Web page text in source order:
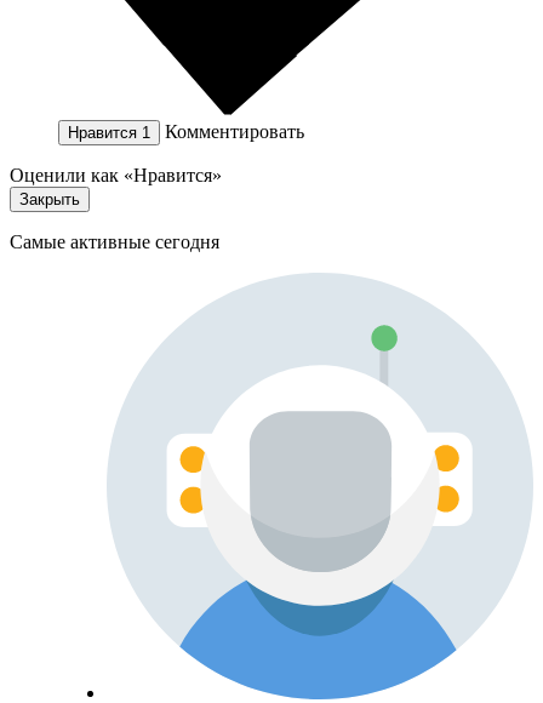
Нравится 1 Комментировать
Оценили как «Нравится»
Закрыть
Самые активные сегодня